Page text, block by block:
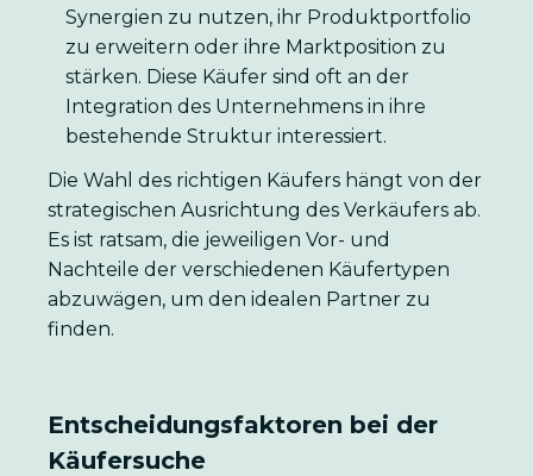
Synergien zu nutzen, ihr Produktportfolio
zu erweitern oder ihre Marktposition zu
stärken. Diese Käufer sind oft an der
Integration des Unternehmens in ihre
bestehende Struktur interessiert.
Die Wahl des richtigen Käufers hängt von der
strategischen Ausrichtung des Verkäufers ab.
Es ist ratsam, die jeweiligen Vor- und
Nachteile der verschiedenen Käufertypen
abzuwägen, um den idealen Partner zu
finden.
Entscheidungsfaktoren bei der
Käufersuche